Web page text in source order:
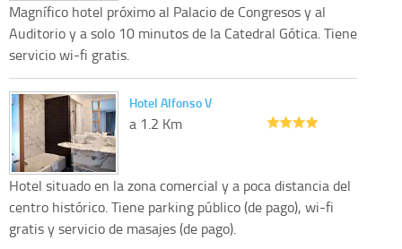
Magnífico hotel próximo al Palacio de Congresos y al
Auditorio y a solo 10 minutos de la Catedral Gótica. Tiene
servicio wi-fi gratis.
Hotel Alfonso V
a 1.2 Km
Hotel situado en la zona comercial y a poca distancia del
centro histórico. Tiene parking público (de pago), wi-fi
gratis y servicio de masajes (de pago).